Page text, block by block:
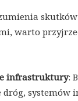
warto
infrastruktury:
systemów